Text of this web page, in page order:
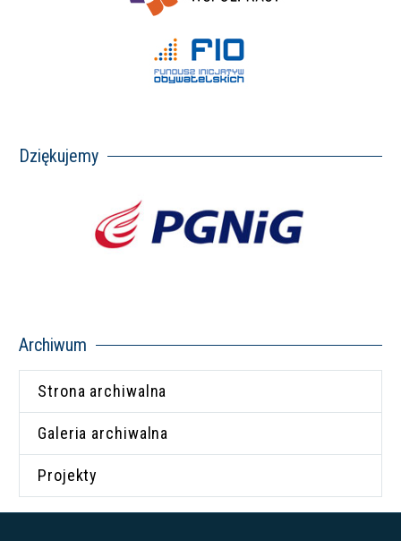
Dziękujemy
Archiwum
Strona archiwalna
Galeria archiwalna
Projekty